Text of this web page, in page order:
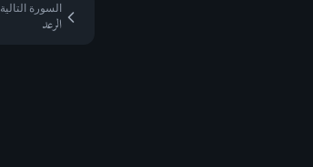
السورة التالية
الرعد